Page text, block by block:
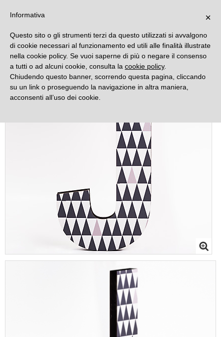
Offerta
×
Informativa
Questo sito o gli strumenti terzi da questo utilizzati si avvalgono
di cookie necessari al funzionamento ed utili alle finalità illustrate
nella cookie policy. Se vuoi saperne di più o negare il consenso
a tutti o ad alcuni cookie, consulta la cookie policy.
Chiudendo questo banner, scorrendo questa pagina, cliccando
su un link o proseguendo la navigazione in altra maniera,
acconsenti all’uso dei cookie.